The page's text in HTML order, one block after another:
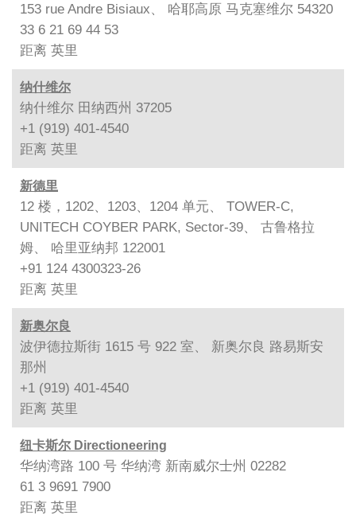
153 rue Andre Bisiaux、 哈耶高原 马克塞维尔 54320
33 6 21 69 44 53
距离 英里
纳什维尔
纳什维尔 田纳西州 37205
+1 (919) 401-4540
距离 英里
新德里
12 楼，1202、1203、1204 单元、 TOWER-C,
UNITECH COYBER PARK, Sector-39、 古鲁格拉
姆、 哈里亚纳邦 122001
+91 124 4300323-26
距离 英里
新奥尔良
波伊德拉斯街 1615 号 922 室、 新奥尔良 路易斯安
那州
+1 (919) 401-4540
距离 英里
纽卡斯尔 Directioneering
华纳湾路 100 号 华纳湾 新南威尔士州 02282
61 3 9691 7900
距离 英里